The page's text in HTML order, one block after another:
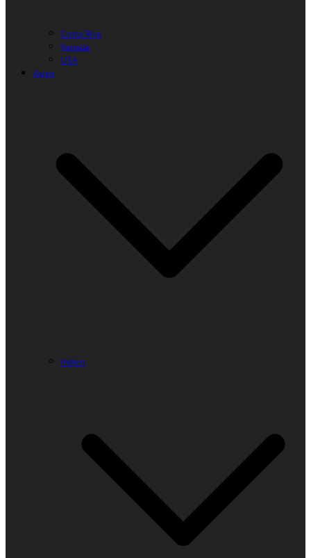
Costa Rica
Kanada
USA
Asien
Indien